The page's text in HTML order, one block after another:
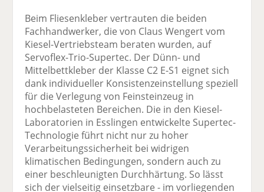
Beim Fliesenkleber vertrauten die beiden
Fachhandwerker, die von Claus Wengert vom
Kiesel-Vertriebsteam beraten wurden, auf
Servoflex-Trio-Supertec. Der Dünn- und
Mittelbettkleber der Klasse C2 E-S1 eignet sich
dank individueller Konsistenzeinstellung speziell
für die Verlegung von Feinsteinzeug in
hochbelasteten Bereichen. Die in den Kiesel-
Laboratorien in Esslingen entwickelte Supertec-
Technologie führt nicht nur zu hoher
Verarbeitungssicherheit bei widrigen
klimatischen Bedingungen, sondern auch zu
einer beschleunigten Durchhärtung. So lässt
sich der vielseitig einsetzbare - im vorliegenden